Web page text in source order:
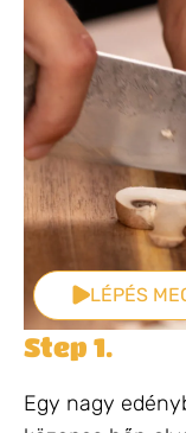
LÉPÉS
Step 1.
Egy nagy